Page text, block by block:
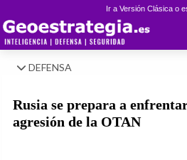
Ir a Versión Clásica o
DEFENSA
Rusia se prepara a
agresión de la OTAN